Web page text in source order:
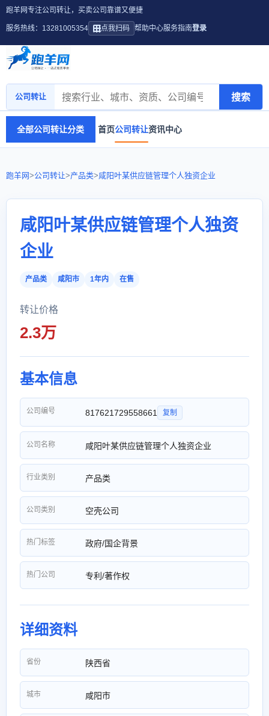
跑羊网专注公司转让，买卖公司靠谱又便捷
服务热线：13281005354 点我扫码 帮助中心服务指南登录
公司转让 搜索
全部公司转让分类 首页公司转让资讯中心
跑羊网>公司转让>产品类>咸阳叶某供应链管理个人独资企业
咸阳叶某供应链管理个人独资
企业
产品类 咸阳市 1年内 在售
转让价格
2.3万
基本信息
公司编号 817621729558661 复制
公司名称 咸阳叶某供应链管理个人独资企业
行业类别 产品类
公司类别 空壳公司
热门标签 政府/国企背景
热门公司 专利/著作权
详细资料
省份 陕西省
城市 咸阳市